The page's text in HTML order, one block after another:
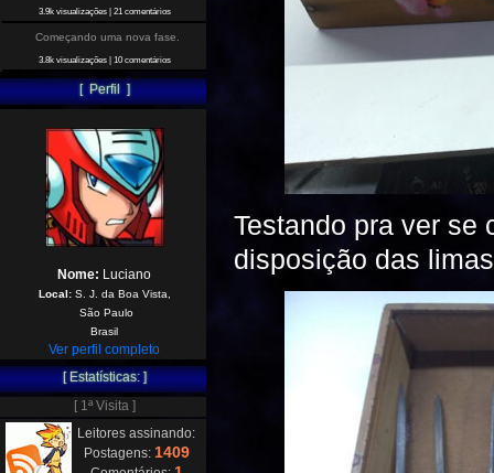
Testando pra ver se
disposição das
3.9k visualizações| 21 comentários
Começando uma nova fase.
3.8k visualizações| 10 comentários
[ Perfil ]
Nome: Luciano
Local:S. J. da Boa Vista,
São Paulo
Brasil
Ver perfil completo
[ Estatísticas: ]
[ 1ª Visita ]
Leitores assinando:
Postagens: 1409